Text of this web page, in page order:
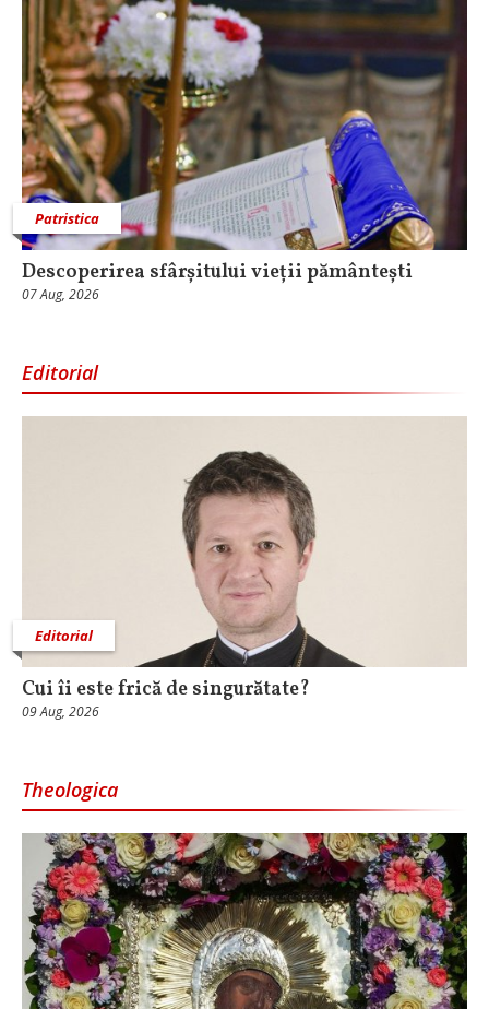
Patristica
Descoperirea sfârșitului vieții pământești
07 Aug, 2026
Editorial
Editorial
Cui îi este frică de singurătate?
09 Aug, 2026
Theologica